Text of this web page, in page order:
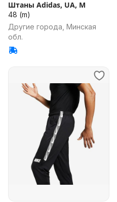
Штаны Adidas, UA, M
48 (m)
Другие города, Минская
обл.